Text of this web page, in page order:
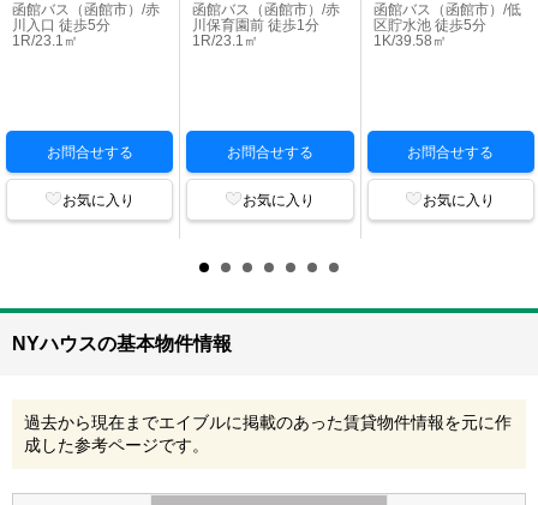
函館バス（函館市）/赤
川入口 徒歩5分
1R/23.1㎡
お問合せする
お気に入り
函館バス（函館市）/赤
川保育園前 徒歩1分
1R/23.1㎡
お問合せする
お気に入り
函館バス（函館市）/低
区貯水池 徒歩5分
1K/39.58㎡
お問合せする
お気に入り
NYハウスの基本物件情報
過去から現在までエイブルに掲載のあった賃貸物件情報を元に作
成した参考ページです。